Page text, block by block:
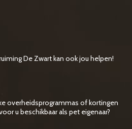
De Zwart kan ook jou helpen!
overheidsprogrammas of kortingen
u beschikbaar als pet eigenaar?